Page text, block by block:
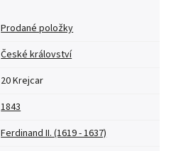
Prodané položky
České království
20 Krejcar
1843
Ferdinand II. (1619 - 1637)